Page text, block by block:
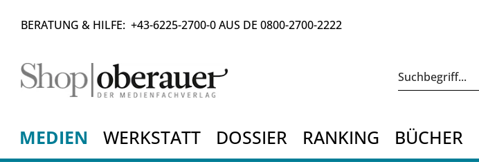
BERATUNG & HILFE: +43-6225-2700-0AUS DE 0800-2700-2222
MEDIEN WERKSTATT DOSSIER RANKING BÜCHER